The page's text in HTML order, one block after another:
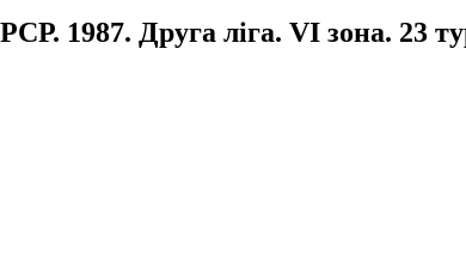
1987. Друга ліга. VІ зона. 23